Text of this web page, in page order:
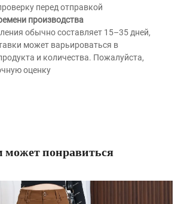
перед отправкой
производства
обычно составляет 15–35 дней,
может варьироваться в
и количества. Пожалуйста,
оценку
может понравиться